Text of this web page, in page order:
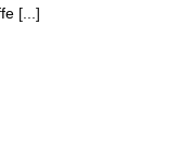
[...]